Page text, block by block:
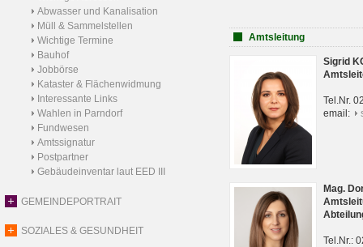
Abwasser und Kanalisation
Müll & Sammelstellen
Wichtige Termine
Bauhof
Jobbörse
Kataster & Flächenwidmung
Interessante Links
Wahlen in Parndorf
Fundwesen
Amtssignatur
Postpartner
Gebäudeinventar laut EED III
GEMEINDEPORTRAIT
SOZIALES & GESUNDHEIT
Amtsleitung
Sigrid
Tel.Nr.
email:
Mag.
Tel.Nr.: